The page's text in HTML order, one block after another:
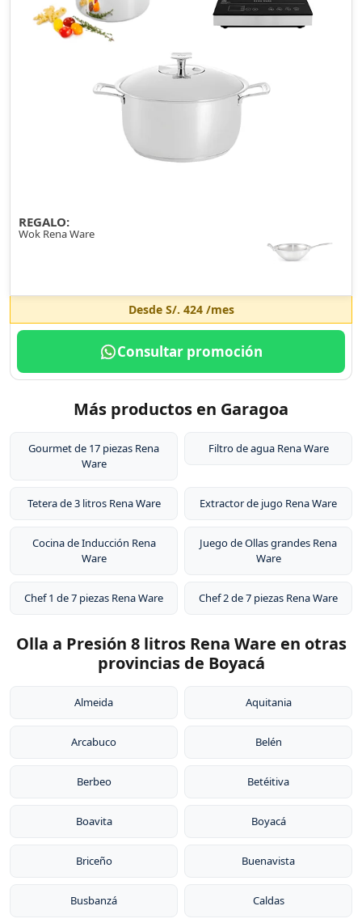
REGALO:
Wok Rena Ware
Desde S/. 424/mes
Consultar promoción
Más productos en Garagoa
Gourmet de 17 piezas Rena
Ware
Filtro de agua Rena Ware
Tetera de 3 litros Rena Ware Extractor de jugo Rena Ware
Cocina de Inducción Rena
Ware
Juego de Ollas grandes Rena
Ware
Chef 1 de 7 piezas Rena Ware Chef 2 de 7 piezas Rena Ware
Olla a Presión 8 litros Rena Ware en otras
provincias de Boyacá
Almeida Aquitania
Arcabuco Belén
Berbeo Betéitiva
Boavita Boyacá
Briceño Buenavista
Busbanzá Caldas